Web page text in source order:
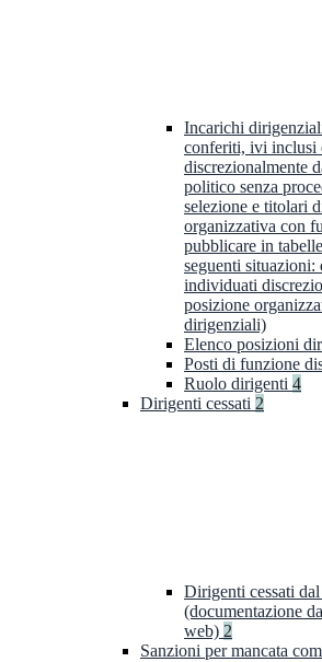
Incarichi
conferiti, ivi inclusi
discrezionalmente
politico senza
selezione e titolari
organizzativa con
pubblicare in
seguenti
individuati
posizione
dirigenziali)
Elenco posizioni
Posti di funzione
Ruolo dirigenti 4
Dirigenti cessati 2
Dirigenti cessati
(documentazione
web) 2
Sanzioni per mancata